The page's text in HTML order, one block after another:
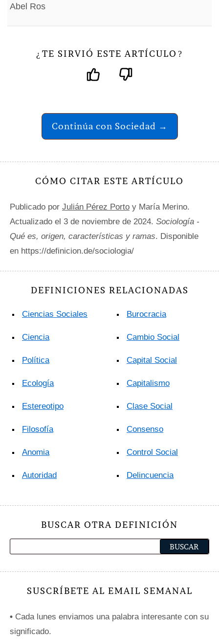
Abel Ros
¿ TE SIRVIÓ ESTE ARTÍCULO ?
Continúa con Sociedad →
CÓMO CITAR ESTE ARTÍCULO
Publicado por Julián Pérez Porto y María Merino.
Actualizado el 3 de noviembre de 2024. Sociología -
Qué es, origen, características y ramas. Disponible
en https://definicion.de/sociologia/
DEFINICIONES RELACIONADAS
Ciencias Sociales
Ciencia
Política
Ecología
Estereotipo
Filosofía
Anomia
Autoridad
Burocracia
Cambio Social
Capital Social
Capitalismo
Clase Social
Consenso
Control Social
Delincuencia
BUSCAR OTRA DEFINICIÓN
SUSCRÍBETE AL EMAIL SEMANAL
• Cada lunes enviamos una palabra interesante con su
significado.